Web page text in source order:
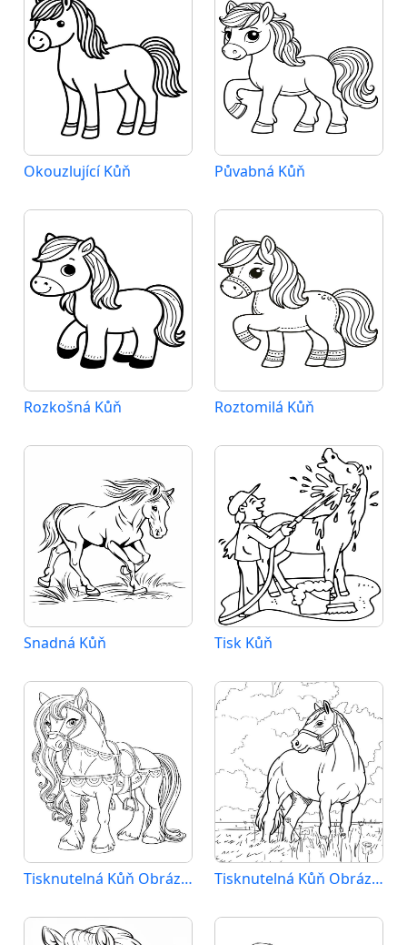
Okouzlující Kůň Půvabná Kůň
Rozkošná Kůň Roztomilá Kůň
Snadná Kůň Tisk Kůň
Tisknutelná Kůň Obrázek pro Děti Tisknutelná Kůň Obrázek